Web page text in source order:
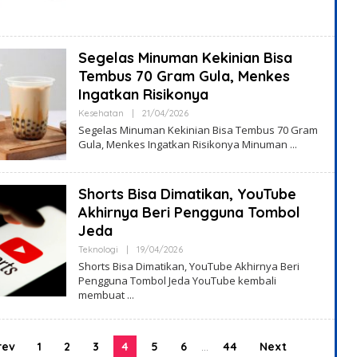
Segelas Minuman Kekinian Bisa
Tembus 70 Gram Gula, Menkes
Ingatkan Risikonya
Kesehatan 21/04/2026By
Segelas Minuman Kekinian Bisa Tembus 70 Gram
Gula, Menkes Ingatkan Risikonya Minuman
Shorts Bisa Dimatikan, YouTube
Akhirnya Beri Pengguna Tombol
Jeda
Teknologi 19/04/2026By
Shorts Bisa Dimatikan, YouTube Akhirnya Beri
Pengguna Tombol Jeda YouTube kembali
membuat
1 2 3 4 5 6 … 44 Next